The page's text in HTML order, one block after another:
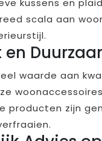
kussens en
scala aan
waarde aan
producten zijn